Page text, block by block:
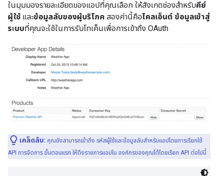
ในมุมมองรายละเอียดของแอปที่คุณเลือก ให้สังเกตช่องสำหรับคีย์
ผู้ใช้ และข้อมูลลับของผู้บริโภค สองค่านี้คือไคลเอ็นต์ ข้อมูลเข้าสู่
ระบบที่คุณจะใช้ในการรับโทเค็นเพื่อการเข้าถึง OAuth
เคล็ดลับ: คุณยังสามารถเข้าถึง รหัสผู้ใช้และข้อมูลลับสำหรับแอปโดยการเรียกใช้
API การจัดการ ขั้นตอนแรก ให้ดึงรายการแอปใน องค์กรของคุณได้โดยเรียก API ต่อไปนี้